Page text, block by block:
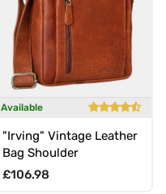
Available
"Irving" Vintage Leather
Bag Shoulder
Regular price
£106.98